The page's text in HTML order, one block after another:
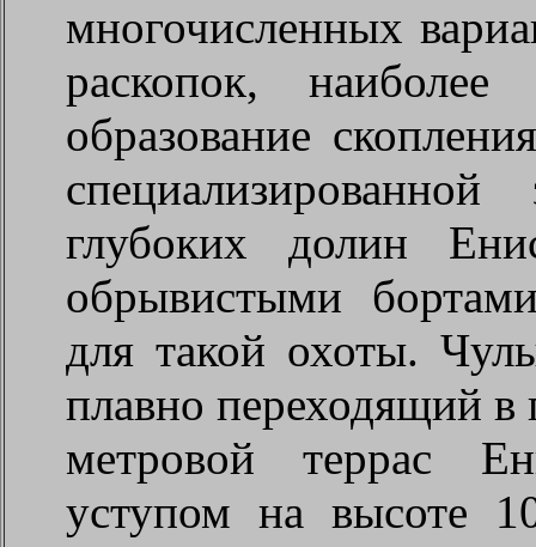
многочисленных
раскопок, наиболее
образование
глубоких долин
обрывистыми
для такой охоты.
плавно переходящий
метровой террас
уступом на высоте